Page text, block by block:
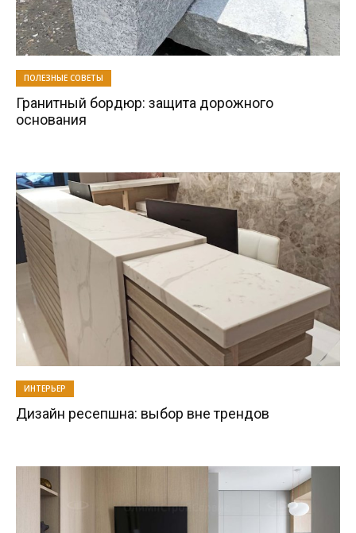
ПОЛЕЗНЫЕ СОВЕТЫ
Гранитный бордюр: защита дорожного
основания
ИНТЕРЬЕР
Дизайн ресепшна: выбор вне трендов